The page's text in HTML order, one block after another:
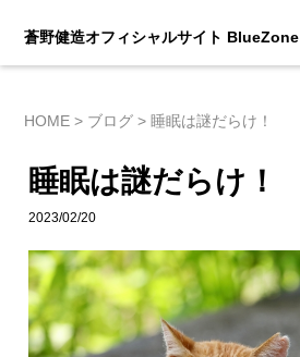
蒼野健造オフィシャルサイト BlueZone
HOME > ブログ > 睡眠は謎だらけ！
睡眠は謎だらけ！
2023/02/20